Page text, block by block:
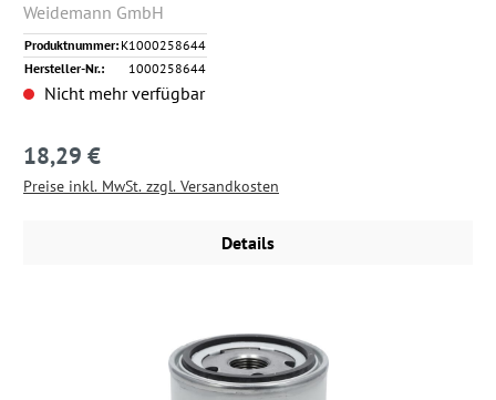
Weidemann GmbH
Produktnummer: K1000258644
Hersteller-Nr.:
1000258644
Nicht mehr verfügbar
Regulärer Preis:
18,29 €
Preise inkl. MwSt. zzgl. Versandkosten
Details